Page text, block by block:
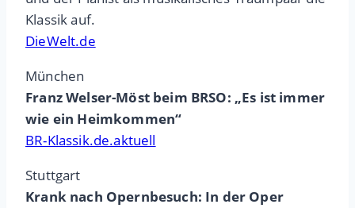
Klassik auf.
DieWelt.de
München
Franz Welser-Möst beim BRSO: „Es ist immer
wie ein Heimkommen“
BR-Klassik.de.aktuell
Stuttgart
Krank nach Opernbesuch: In der Oper